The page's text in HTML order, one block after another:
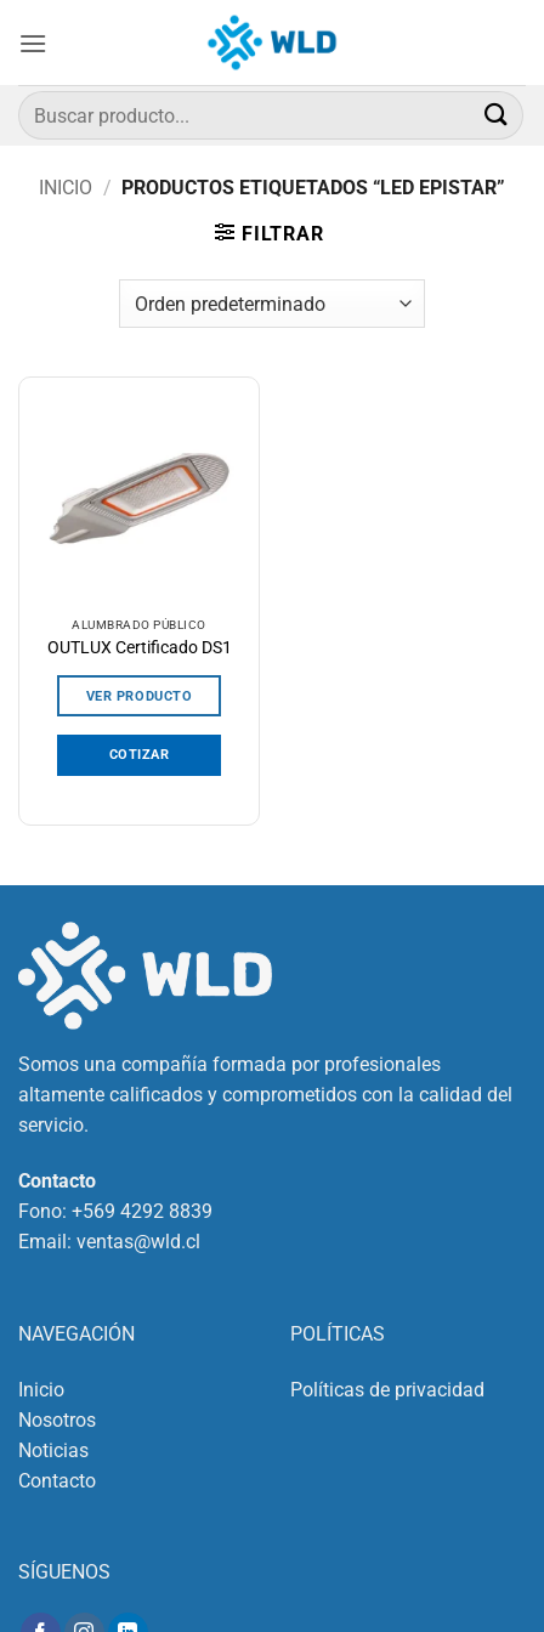
Buscar
por:
INICIO / PRODUCTOS ETIQUETADOS “LED EPISTAR”
FILTRAR
ALUMBRADO PÚBLICO
OUTLUX Certificado DS1
VER PRODUCTO
COTIZAR
Somos una compañía formada por profesionales
altamente calificados y comprometidos con la calidad del
servicio.
Contacto
Fono: +569 4292 8839
Email: ventas@wld.cl
NAVEGACIÓN
Inicio
Nosotros
Noticias
Contacto
POLÍTICAS
Políticas de privacidad
SÍGUENOS